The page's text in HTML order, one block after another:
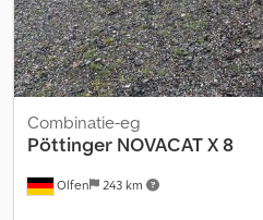
Olfen 243 km
Combinatie-eg
Pöttinger NOVACAT X 8